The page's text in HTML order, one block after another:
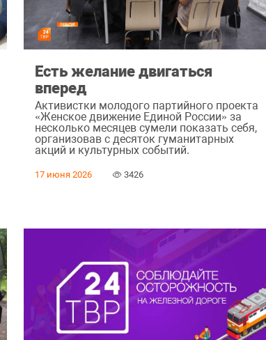
Есть желание двигаться
вперед
Активистки молодого партийного проекта
«Женское движение Единой России» за
несколько месяцев сумели показать себя,
организовав с десяток гуманитарных
акций и культурных событий.
17 июня 2026 3426